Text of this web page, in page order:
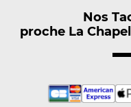
Nos
proche La